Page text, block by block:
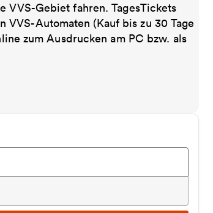
VVS-Gebiet fahren. TagesTickets
VVS-Automaten (Kauf bis zu 30 Tage
zum Ausdrucken am PC bzw. als